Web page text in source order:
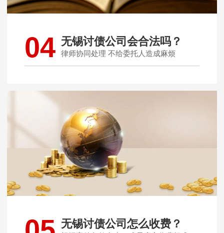
04 无锡讨债公司会合法吗？
律师协同处理 不给委托人造成麻烦
无锡讨债公司怎么收费？